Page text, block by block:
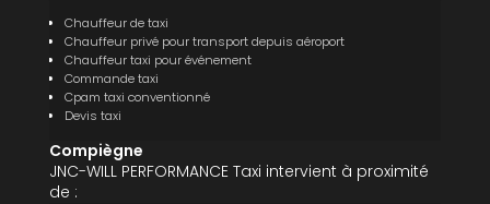
Chauffeur de taxi
Chauffeur privé pour transport depuis aéroport
Chauffeur taxi pour événement
Commande taxi
Cpam taxi conventionné
Devis taxi
Compiègne
JNC-WILL PERFORMANCE Taxi intervient à proximité
de :